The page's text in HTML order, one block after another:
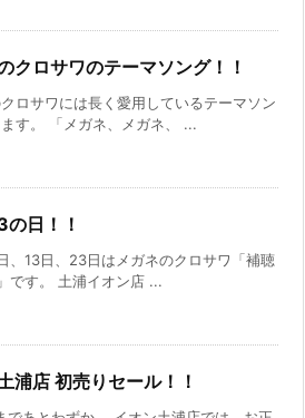
クロサワのテーマソング！！
クロサワには長く愛用しているテーマソン
す。 「メガネ、メガネ、 ...
日！！
、13日、23日はメガネのクロサワ「補聴
です。 土浦イオン店 ...
浦店 初売りセール！！